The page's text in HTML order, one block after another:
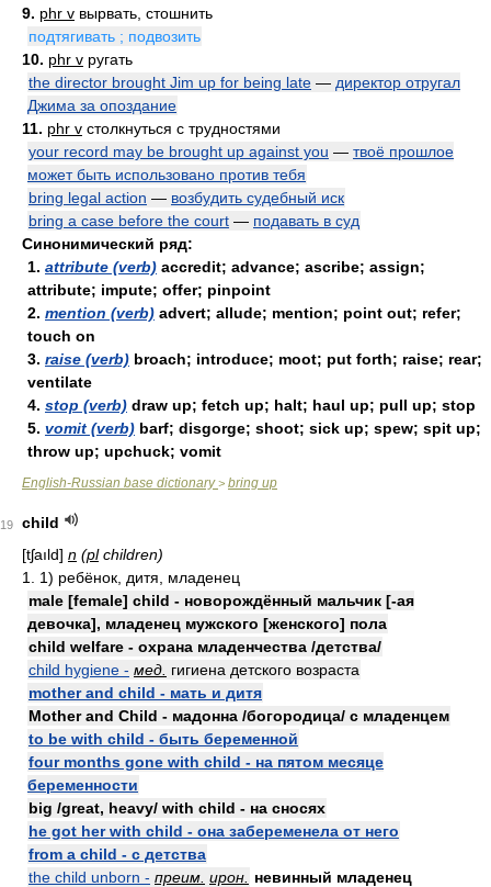
9. phr v вырвать, стошнить
подтягивать ; подвозить
10. phr v ругать
the director brought Jim up for being late — директор отругал
Джима за опоздание
11. phr v столкнуться с трудностями
your record may be brought up against you — твоё прошлое
может быть использовано против тебя
bring legal action — возбудить судебный иск
bring a case before the court — подавать в суд
Синонимический ряд:
1. attribute (verb) accredit; advance; ascribe; assign;
attribute; impute; offer; pinpoint
2. mention (verb) advert; allude; mention; point out; refer;
touch on
3. raise (verb) broach; introduce; moot; put forth; raise; rear;
ventilate
4. stop (verb) draw up; fetch up; halt; haul up; pull up; stop
5. vomit (verb) barf; disgorge; shoot; sick up; spew; spit up;
throw up; upchuck; vomit
English-Russian base dictionary> bring up
19
child
[tʃaıld] n (plchildren)
1. 1) ребёнок, дитя, младенец
male [female] child - новорождённый мальчик [-ая
девочка], младенец мужского [женского] пола
child welfare - охрана младенчества /детства/
child hygiene - мед. гигиена детского возраста
mother and child - мать и дитя
Mother and Child - мадонна /богородица/ с младенцем
to be with child - быть беременной
four months gone with child - на пятом месяце
беременности
big /great, heavy/ with child - на сносях
he got her with child - она забеременела от него
from a child - с детства
the child unborn - преим. ирон.
невинный младенец